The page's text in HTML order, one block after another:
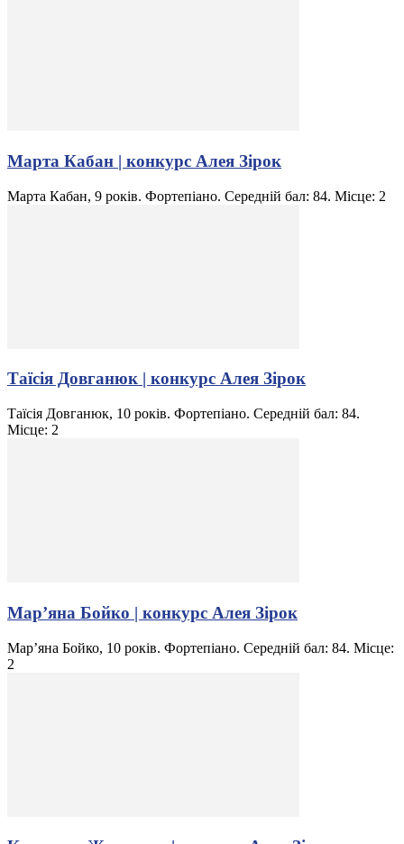
Марта Кабан | конкурс Алея Зірок
Марта Кабан, 9 років. Фортепіано. Середній бал: 84. Місце: 2
Таїсія Довганюк | конкурс Алея Зірок
Таїсія Довганюк, 10 років. Фортепіано. Середній бал: 84.
Місце: 2
Мар’яна Бойко | конкурс Алея Зірок
Мар’яна Бойко, 10 років. Фортепіано. Середній бал: 84. Місце:
2